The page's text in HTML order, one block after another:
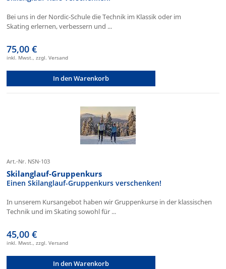
Bei uns in der Nordic-Schule die Technik im Klassik oder im
Skating erlernen, verbessern und ...
75,00 €
inkl. Mwst., zzgl. Versand
In den Warenkorb
Art.-Nr. NSN-103
Skilanglauf-Gruppenkurs
Einen Skilanglauf-Gruppenkurs verschenken!
In unserem Kursangebot haben wir Gruppenkurse in der klassischen
Technik und im Skating sowohl für ...
45,00 €
inkl. Mwst., zzgl. Versand
In den Warenkorb